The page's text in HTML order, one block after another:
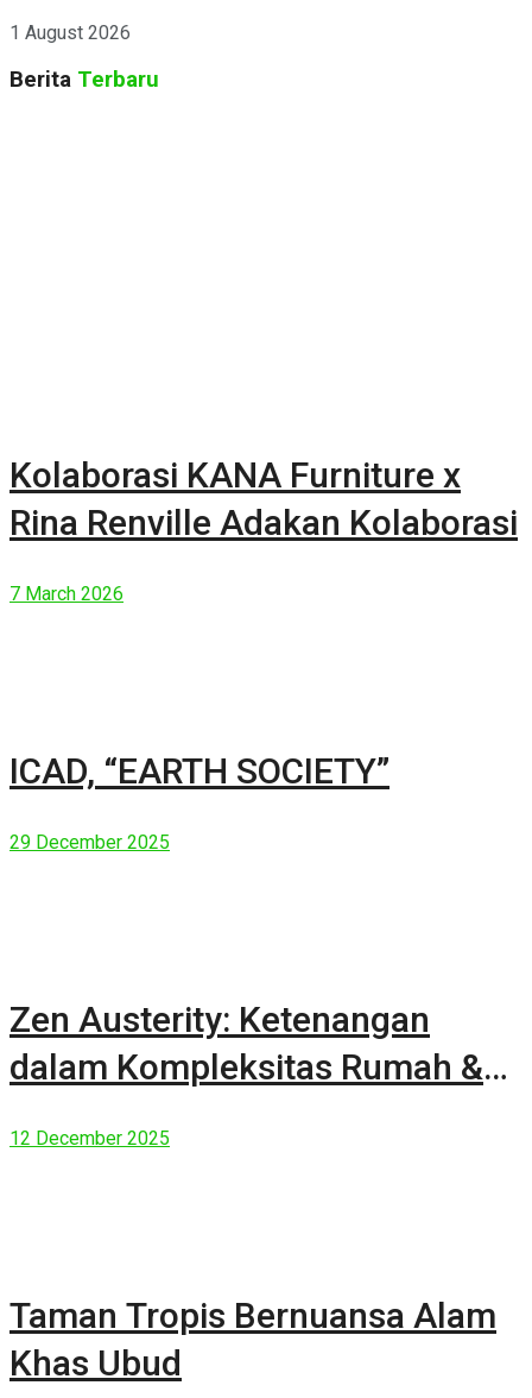
1 August 2026
Berita Terbaru
Kolaborasi KANA Furniture x
Rina Renville Adakan Kolaborasi
7 March 2026
ICAD, “EARTH SOCIETY”
29 December 2025
Zen Austerity: Ketenangan
dalam Kompleksitas Rumah &
12 December 2025
Taman Tropis Bernuansa Alam
Khas Ubud